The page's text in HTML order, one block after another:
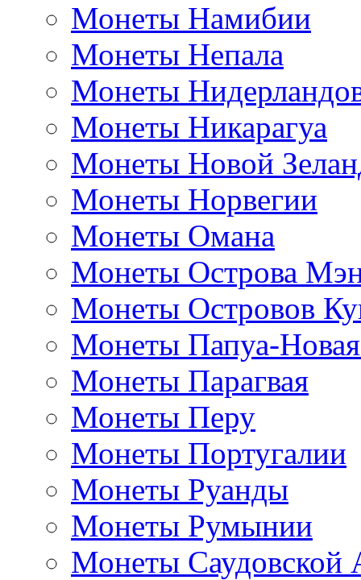
Монеты Намибии
Монеты Непала
Монеты
Монеты Никарагуа
Монеты Новой
Монеты Норвегии
Монеты Омана
Монеты Острова
Монеты Островов
Монеты Папуа-
Монеты Парагвая
Монеты Перу
Монеты Португалии
Монеты Руанды
Монеты Румынии
Монеты Саудовской